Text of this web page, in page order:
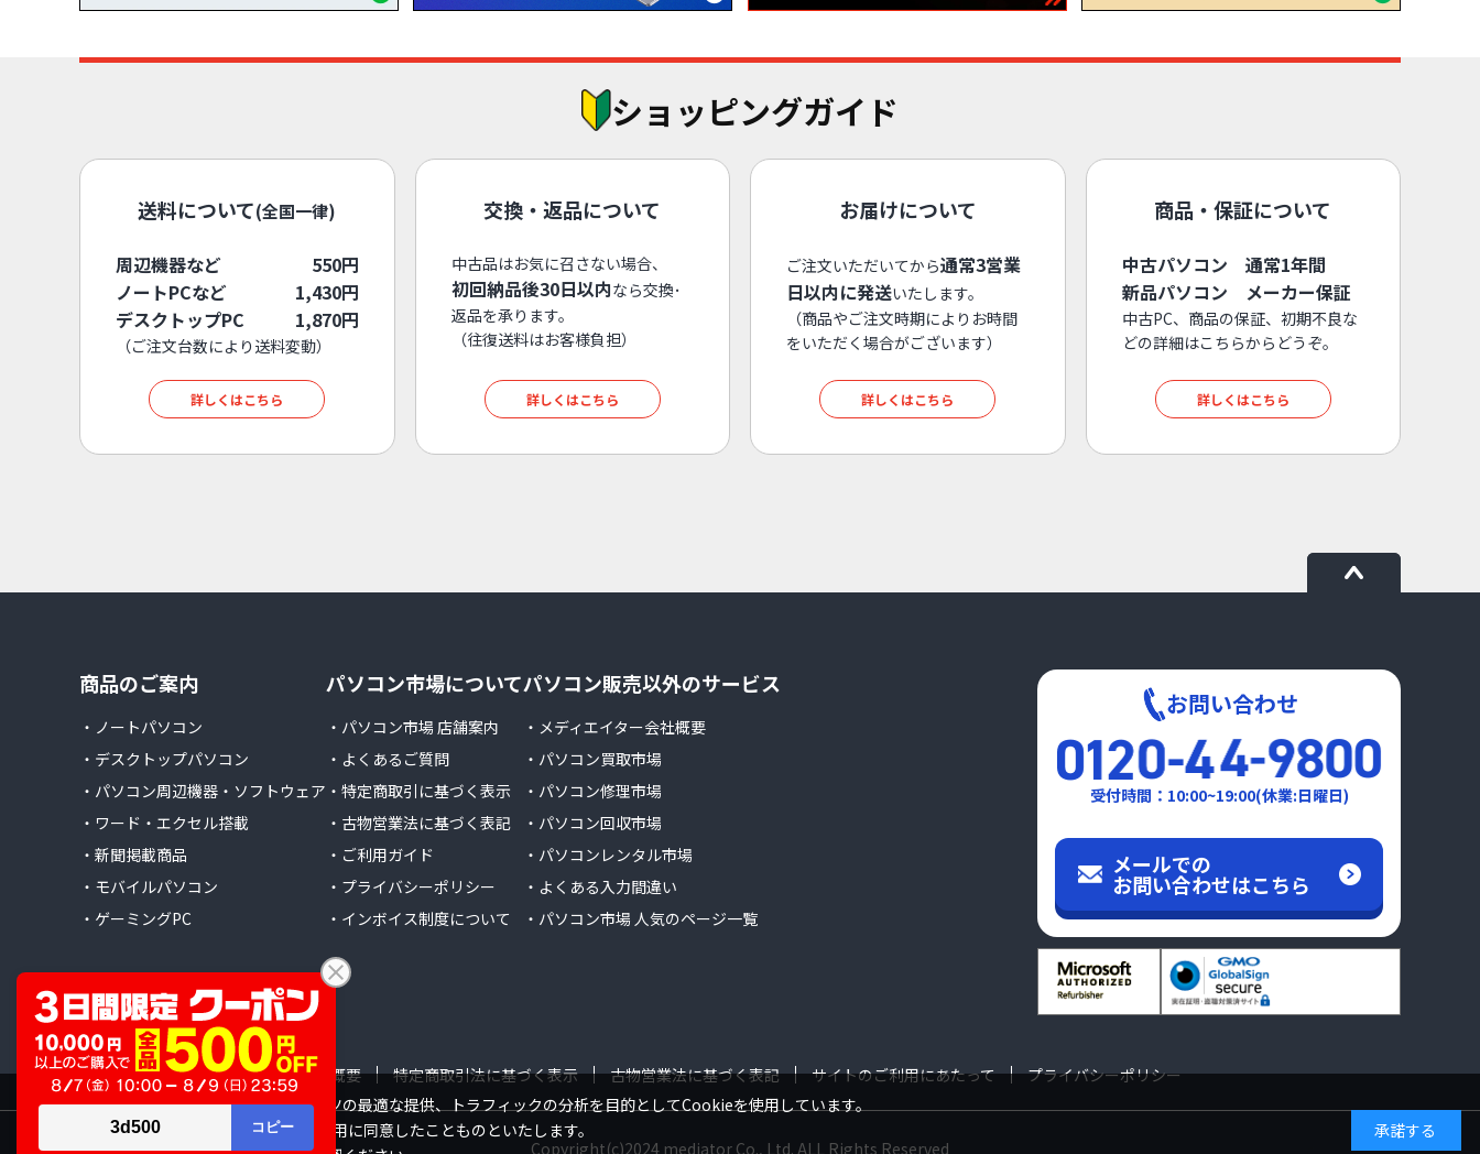
ショッピングガイド
送料について(全国一律)
周辺機器など
550円
ノートPCなど
1,430円
デスクトップPC
1,870円
（ご注文台数により送料変動）
詳しくはこちら
交換・返品について
中古品はお気に召さない場合、
初回納品後30日以内なら交換･
返品を承ります。
（往復送料はお客様負担）
詳しくはこちら
お届けについて
ご注文いただいてから通常3営業
日以内に発送いたします。
（商品やご注文時期によりお時間
をいただく場合がございます）
詳しくはこちら
商品・保証について
中古パソコン 通常1年間
新品パソコン メーカー保証
中古PC、商品の保証、初期不良な
どの詳細はこちらからどうぞ。
詳しくはこちら
商品のご案内
・ノートパソコン
・デスクトップパソコン
・パソコン周辺機器・ソフトウェア
・ワード・エクセル搭載
・新聞掲載商品
・モバイルパソコン
・ゲーミングPC
パソコン市場について
・パソコン市場 店舗案内
・よくあるご質問
・特定商取引に基づく表示
・古物営業法に基づく表記
・ご利用ガイド
・プライバシーポリシー
・インボイス制度について
パソコン販売以外のサービス
・メディエイター会社概要
・パソコン買取市場
・パソコン修理市場
・パソコン回収市場
・パソコンレンタル市場
・よくある入力間違い
・パソコン市場 人気のページ一覧
お問い合わせ
受付時間：10:00~19:00(休業:日曜日)
メールでの
お問い合わせはこちら
会社概要 特定商取引法に基づく表示 古物営業法に基づく表記 サイトのご利用にあたって プライバシーポリシー
Copyright(c)2024 mediator Co., Ltd. ALL Rights Reserved
当サイトでは利用体験の向上およびコンテンツの最適な提供、トラフィックの分析を目的としてCookieを使用しています。
サイトの閲覧を継続された場合、Cookieの利用に同意したことものといたします。
承諾する